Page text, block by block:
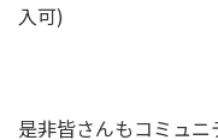
入可)
是非皆さんもコミュ